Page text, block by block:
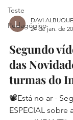
Teste
Pedagógico
DAVI
24 de jan. de
Segundo
das
turmas do
📽Está no ar -
ESPECIAL sobre